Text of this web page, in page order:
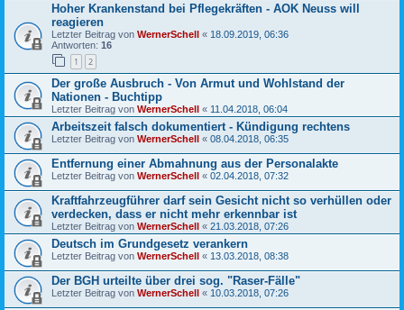
Hoher Krankenstand bei Pflegekräften - AOK Neuss will
reagieren
Letzter Beitrag von WernerSchell « 18.09.2019, 06:36
Antworten: 16
1 2
Der große Ausbruch - Von Armut und Wohlstand der
Nationen - Buchtipp
Letzter Beitrag von WernerSchell « 11.04.2018, 06:04
Arbeitszeit falsch dokumentiert - Kündigung rechtens
Letzter Beitrag von WernerSchell « 08.04.2018, 06:35
Entfernung einer Abmahnung aus der Personalakte
Letzter Beitrag von WernerSchell « 02.04.2018, 07:32
Kraftfahrzeugführer darf sein Gesicht nicht so verhüllen oder
verdecken, dass er nicht mehr erkennbar ist
Letzter Beitrag von WernerSchell « 21.03.2018, 07:26
Deutsch im Grundgesetz verankern
Letzter Beitrag von WernerSchell « 13.03.2018, 08:38
Der BGH urteilte über drei sog. "Raser-Fälle"
Letzter Beitrag von WernerSchell « 10.03.2018, 07:26